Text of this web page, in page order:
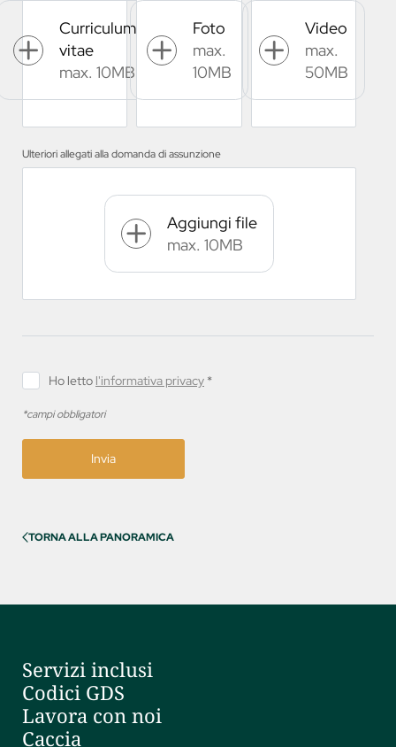
Curriculum
vitae
max. 10MB
Foto
max.
10MB
Video
max.
50MB
Ulteriori allegati alla domanda di assunzione
Aggiungi file
max. 10MB
Ho letto l'informativa privacy *
*campi obbligatori
Invia
TORNA ALLA PANORAMICA
Servizi inclusi
Codici GDS
Lavora con noi
Caccia